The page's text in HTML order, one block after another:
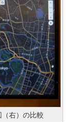
右）の比較